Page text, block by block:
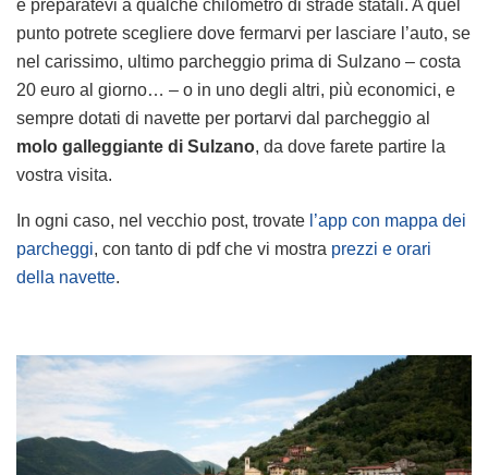
e preparatevi a qualche chilometro di strade statali. A quel
punto potrete scegliere dove fermarvi per lasciare l’auto, se
nel carissimo, ultimo parcheggio prima di Sulzano – costa
20 euro al giorno… – o in uno degli altri, più economici, e
sempre dotati di navette per portarvi dal parcheggio al
molo galleggiante di Sulzano, da dove farete partire la
vostra visita.
In ogni caso, nel vecchio post, trovate l’app con mappa dei
parcheggi, con tanto di pdf che vi mostra prezzi e orari
della navette.